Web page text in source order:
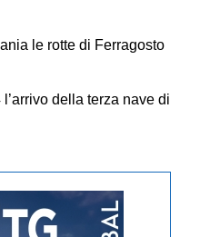
le rotte di Ferragosto
della terza nave di